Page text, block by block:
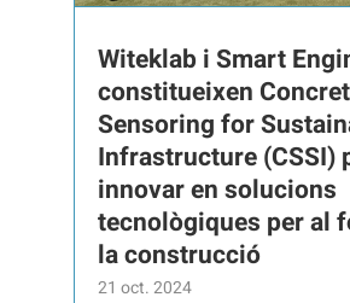
Witeklab i Smart
constitueixen
Sensoring for
Infrastructure (CSSI)
innovar en solucions
tecnològiques per al
la construcció
21 oct. 2024